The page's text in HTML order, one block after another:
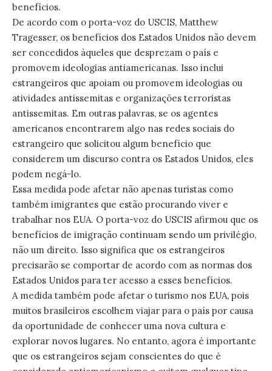
benefícios.
De acordo com o porta-voz do USCIS, Matthew
Tragesser, os benefícios dos Estados Unidos não devem
ser concedidos àqueles que desprezam o país e
promovem ideologias antiamericanas. Isso inclui
estrangeiros que apoiam ou promovem ideologias ou
atividades antissemitas e organizações terroristas
antissemitas. Em outras palavras, se os agentes
americanos encontrarem algo nas redes sociais do
estrangeiro que solicitou algum benefício que
considerem um discurso contra os Estados Unidos, eles
podem negá-lo.
Essa medida pode afetar não apenas turistas como
também imigrantes que estão procurando viver e
trabalhar nos EUA. O porta-voz do USCIS afirmou que os
benefícios de imigração continuam sendo um privilégio,
não um direito. Isso significa que os estrangeiros
precisarão se comportar de acordo com as normas dos
Estados Unidos para ter acesso a esses benefícios.
A medida também pode afetar o turismo nos EUA, pois
muitos brasileiros escolhem viajar para o país por causa
da oportunidade de conhecer uma nova cultura e
explorar novos lugares. No entanto, agora é importante
que os estrangeiros sejam conscientes do que é